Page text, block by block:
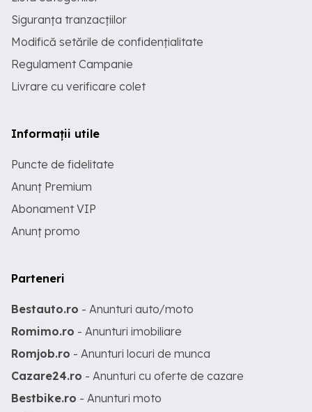
Siguranța tranzacțiilor
Modifică setările de confidențialitate
Regulament Campanie
Livrare cu verificare colet
Informații utile
Puncte de fidelitate
Anunț Premium
Abonament VIP
Anunț promo
Parteneri
Bestauto.ro - Anunturi auto/moto
Romimo.ro - Anunturi imobiliare
Romjob.ro - Anunturi locuri de munca
Cazare24.ro - Anunturi cu oferte de cazare
Bestbike.ro - Anunturi moto